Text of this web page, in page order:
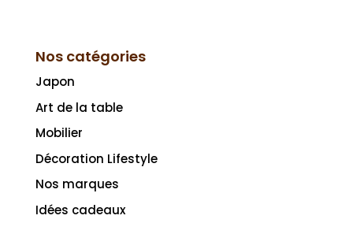
Nos catégories
Japon
Art de la table
Mobilier
Décoration Lifestyle
Nos marques
Idées cadeaux